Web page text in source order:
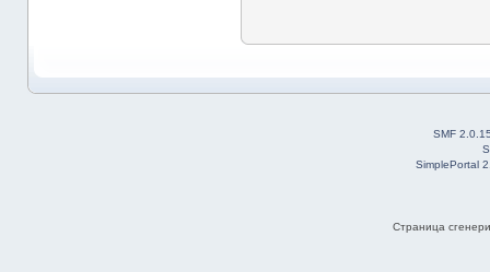
SMF
SimplePortal
Страница